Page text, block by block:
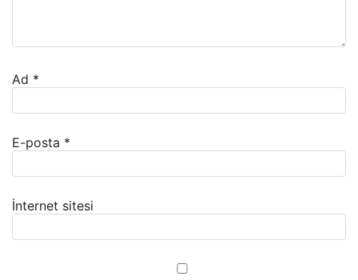
Ad *
E-posta *
İnternet sitesi